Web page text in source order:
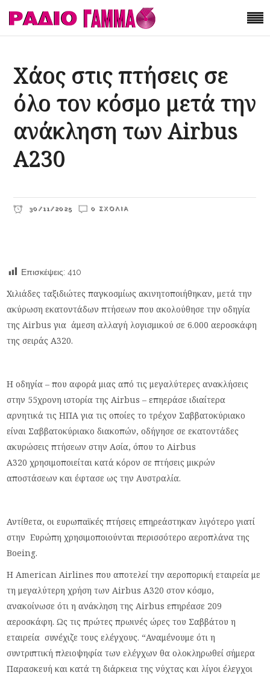
Χάος στις πτήσεις σε
όλο τον κόσμο μετά την
ανάκληση των Airbus
Α230
30/11/2025 0 ΣΧΌΛΙΑ
Επισκέψεις: 410
Χιλιάδες ταξιδιώτες παγκοσμίως ακινητοποιήθηκαν, μετά την
ακύρωση εκατοντάδων πτήσεων που ακολούθησε την οδηγία
της Airbus για άμεση αλλαγή λογισμικού σε 6.000 αεροσκάφη
της σειράς A320.
Η οδηγία – που αφορά μιας από τις μεγαλύτερες ανακλήσεις
στην 55χρονη ιστορία της Airbus – επηεράσε ιδιαίτερα
αρνητικά τις ΗΠΑ για τις οποίες το τρέχον Σαββατοκύριακο
είναι Σαββατοκύριακο διακοπών, οδήγησε σε εκατοντάδες
ακυρώσεις πτήσεων στην Ασία, όπου το Airbus
Α320 χρησιμοποιείται κατά κόρον σε πτήσεις μικρών
αποστάσεων και έφτασε ως την Αυστραλία.
Αντίθετα, οι ευρωπαϊκές πτήσεις επηρεάστηκαν λιγότερο γιατί
στην Ευρώπη χρησιμοποιούνται περισσότερο αεροπλάνα της
Boeing.
Η American Airlines που αποτελεί την αεροπορική εταιρεία με
τη μεγαλύτερη χρήση των Airbus A320 στον κόσμο,
ανακοίνωσε ότι η ανάκληση της Airbus επηρέασε 209
αεροσκάφη. Ως τις πρώτες πρωινές ώρες του Σαββάτου η
εταιρεία συνέχιζε τους ελέγχους. “Αναμένουμε ότι η
συντριπτική πλειοψηφία των ελέγχων θα ολοκληρωθεί σήμερα
Παρασκευή και κατά τη διάρκεια της νύχτας και λίγοι έλεγχοι